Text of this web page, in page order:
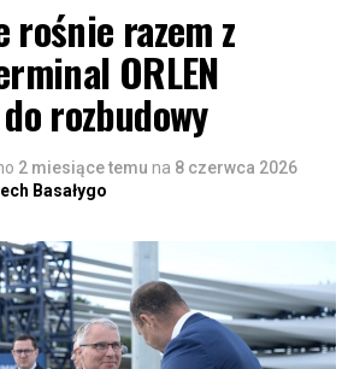
rośnie razem z
ORLEN
rozbudowy
2 miesiące temu na 8 czerwca 2026
Basałygo